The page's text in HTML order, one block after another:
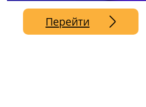
Перейти